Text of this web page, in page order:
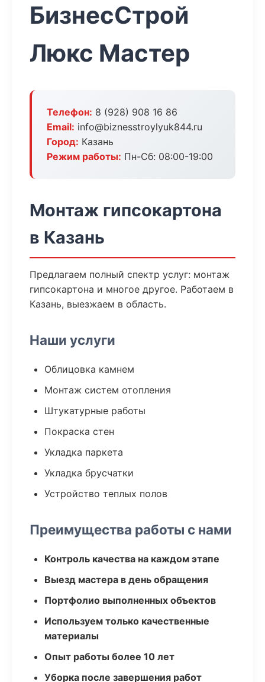
БизнесСтрой
Люкс Мастер
Телефон: 8 (928) 908 16 86
Email: info@biznesstroylyuk844.ru
Город: Казань
Режим работы: Пн-Сб: 08:00-19:00
Монтаж гипсокартона
в Казань
Предлагаем полный спектр услуг: монтаж
гипсокартона и многое другое. Работаем в
Казань, выезжаем в область.
Наши услуги
Облицовка камнем
Монтаж систем отопления
Штукатурные работы
Покраска стен
Укладка паркета
Укладка брусчатки
Устройство теплых полов
Преимущества работы с нами
Контроль качества на каждом этапе
Выезд мастера в день обращения
Портфолио выполненных объектов
Используем только качественные
материалы
Опыт работы более 10 лет
Уборка после завершения работ